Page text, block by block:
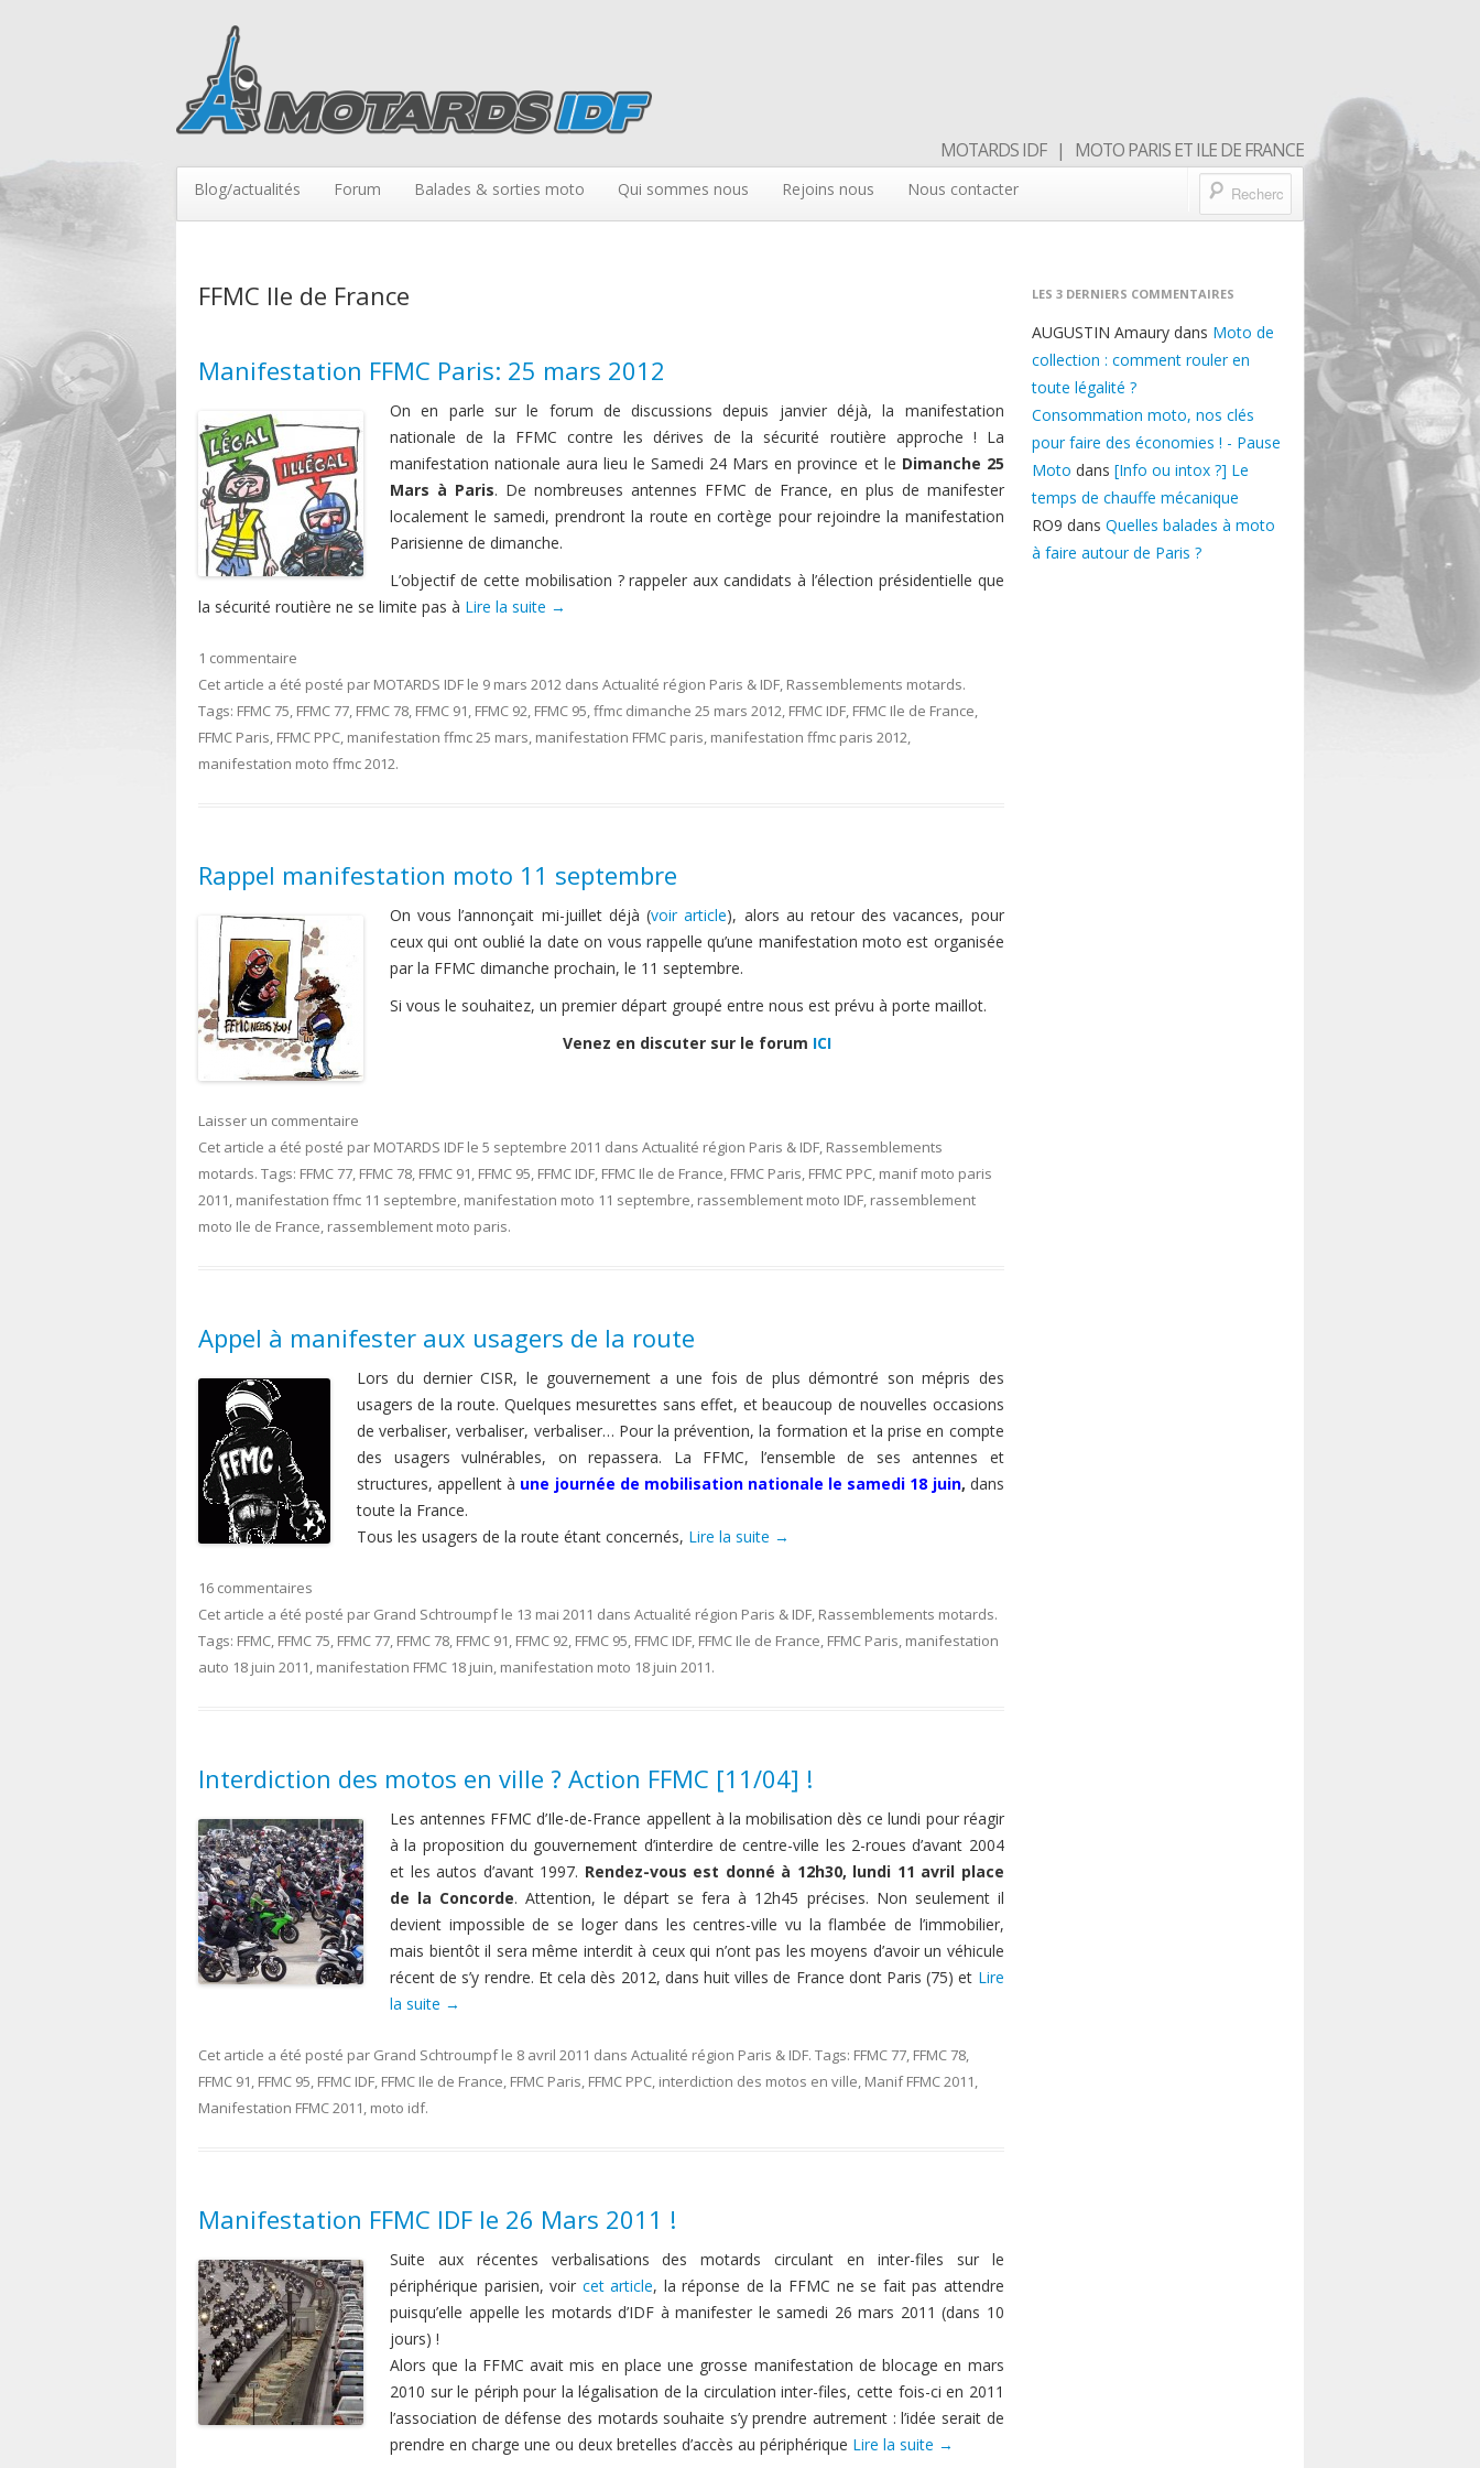
MOTARDS IDF | MOTO PARIS ET ILE DE FRANCE
Blog/actualités Forum Balades & sorties moto Qui sommes nous Rejoins nous Nous contacter
FFMC Ile de France
Manifestation FFMC Paris: 25 mars 2012
On en parle sur le forum de discussions depuis janvier déjà, la manifestation
nationale de la FFMC contre les dérives de la sécurité routière approche ! La
manifestation nationale aura lieu le Samedi 24 Mars en province et le Dimanche 25
Mars à Paris. De nombreuses antennes FFMC de France, en plus de manifester
localement le samedi, prendront la route en cortège pour rejoindre la manifestation
Parisienne de dimanche.
L’objectif de cette mobilisation ? rappeler aux candidats à l’élection présidentielle que
la sécurité routière ne se limite pas à Lire la suite →
1 commentaire
Cet article a été posté par MOTARDS IDF le 9 mars 2012 dans Actualité région Paris & IDF, Rassemblements motards.
Tags: FFMC 75, FFMC 77, FFMC 78, FFMC 91, FFMC 92, FFMC 95,ffmc dimanche 25 mars 2012, FFMC IDF, FFMC Ile de France,
FFMC Paris, FFMC PPC, manifestation ffmc 25 mars, manifestation FFMC paris, manifestation ffmc paris 2012,
manifestation moto ffmc 2012.
Rappel manifestation moto 11 septembre
On vous l’annonçait mi-juillet déjà (voir article), alors au retour des vacances, pour
ceux qui ont oublié la date on vous rappelle qu’une manifestation moto est organisée
par la FFMC dimanche prochain, le 11 septembre.
Si vous le souhaitez, un premier départ groupé entre nous est prévu à porte maillot.
Venez en discuter sur le forum ICI
Laisser un commentaire
Cet article a été posté par MOTARDS IDF le 5 septembre 2011 dans Actualité région Paris & IDF, Rassemblements
motards. Tags: FFMC 77, FFMC 78, FFMC 91, FFMC 95, FFMC IDF, FFMC Ile de France, FFMC Paris, FFMC PPC, manif moto paris
2011, manifestation ffmc 11 septembre, manifestation moto 11 septembre, rassemblement moto IDF, rassemblement
moto Ile de France, rassemblement moto paris.
Appel à manifester aux usagers de la route
Lors du dernier CISR, le gouvernement a une fois de plus démontré son mépris des
usagers de la route. Quelques mesurettes sans effet, et beaucoup de nouvelles occasions
de verbaliser, verbaliser, verbaliser… Pour la prévention, la formation et la prise en compte
des usagers vulnérables, on repassera. La FFMC, l’ensemble de ses antennes et
structures, appellent à une journée de mobilisation nationale le samedi 18 juin, dans
toute la France.
Tous les usagers de la route étant concernés, Lire la suite →
16 commentaires
Cet article a été posté par Grand Schtroumpfle 13 mai 2011 dans Actualité région Paris & IDF, Rassemblements motards.
Tags: FFMC, FFMC 75, FFMC 77, FFMC 78, FFMC 91, FFMC 92, FFMC 95, FFMC IDF, FFMC Ile de France, FFMC Paris, manifestation
auto 18 juin 2011, manifestation FFMC 18 juin, manifestation moto 18 juin 2011.
Interdiction des motos en ville ? Action FFMC [11/04] !
Les antennes FFMC d’Ile-de-France appellent à la mobilisation dès ce lundi pour réagir
à la proposition du gouvernement d’interdire de centre-ville les 2-roues d’avant 2004
et les autos d’avant 1997. Rendez-vous est donné à 12h30, lundi 11 avril place
de la Concorde. Attention, le départ se fera à 12h45 précises. Non seulement il
devient impossible de se loger dans les centres-ville vu la flambée de l’immobilier,
mais bientôt il sera même interdit à ceux qui n’ont pas les moyens d’avoir un véhicule
récent de s’y rendre. Et cela dès 2012, dans huit villes de France dont Paris (75) et Lire
la suite →
Cet article a été posté par Grand Schtroumpfle 8 avril 2011 dans Actualité région Paris & IDF. Tags: FFMC 77, FFMC 78,
FFMC 91, FFMC 95, FFMC IDF, FFMC Ile de France, FFMC Paris, FFMC PPC, interdiction des motos en ville, Manif FFMC 2011,
Manifestation FFMC 2011, moto idf.
Manifestation FFMC IDF le 26 Mars 2011 !
Suite aux récentes verbalisations des motards circulant en inter-files sur le
périphérique parisien, voir cet article, la réponse de la FFMC ne se fait pas attendre
puisqu’elle appelle les motards d’IDF à manifester le samedi 26 mars 2011 (dans 10
jours) !
Alors que la FFMC avait mis en place une grosse manifestation de blocage en mars
2010 sur le périph pour la légalisation de la circulation inter-files, cette fois-ci en 2011
l’association de défense des motards souhaite s’y prendre autrement : l’idée serait de
prendre en charge une ou deux bretelles d’accès au périphérique Lire la suite →
LES 3 DERNIERS COMMENTAIRES
AUGUSTIN Amaurydans Moto de
collection : comment rouler en
toute légalité ?
Consommation moto, nos clés
pour faire des économies ! - Pause
Moto dans [Info ou intox ?] Le
temps de chauffe mécanique
RO9 dans Quelles balades à moto
à faire autour de Paris ?